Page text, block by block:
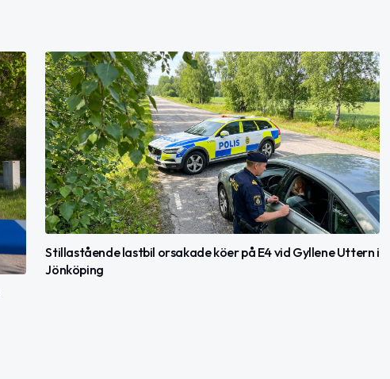
Stillastående lastbil orsakade köer på E4 vid Gyllene Uttern i
Jönköping